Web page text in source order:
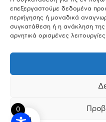
επεξεργαστούμε δεδομένα
περιήγησης ή μοναδικά
συγκατάθεση ή η ανάκληση της
αρνητικά ορισμένες
0